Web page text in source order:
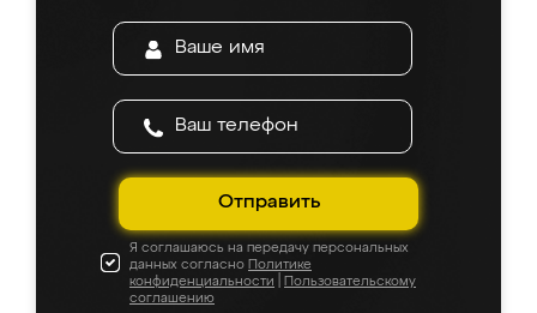
Отправить
Я соглашаюсь на передачу персональных
данных согласно Политике
конфиденциальности
Пользовательскому
соглашению